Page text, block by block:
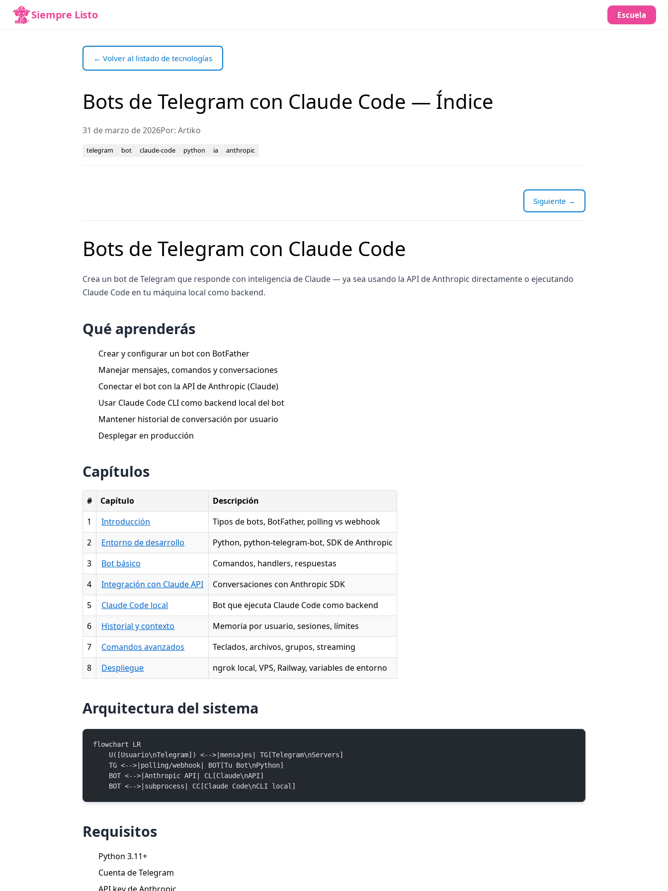
Siempre Listo Escuela
← Volver al listado de tecnologías
Bots de Telegram con Claude Code — Índice
31 de marzo de 2026Por: Artiko
telegram bot claude-code python ia anthropic
Siguiente →
Bots de Telegram con Claude Code
Crea un bot de Telegram que responde con inteligencia de Claude — ya sea usando la API de Anthropic directamente o ejecutando
Claude Code en tu máquina local como backend.
Qué aprenderás
Crear y configurar un bot con BotFather
Manejar mensajes, comandos y conversaciones
Conectar el bot con la API de Anthropic (Claude)
Usar Claude Code CLI como backend local del bot
Mantener historial de conversación por usuario
Desplegar en producción
Capítulos
# Capítulo
Descripción
1
Introducción
Tipos de bots, BotFather, polling vs webhook
2
Entorno de desarrollo
Python, python-telegram-bot, SDK de Anthropic
3
Bot básico
Comandos, handlers, respuestas
4
Integración con Claude API
Conversaciones con Anthropic SDK
5
Claude Code local
Bot que ejecuta Claude Code como backend
6
Historial y contexto
Memoria por usuario, sesiones, límites
7
Comandos avanzados
Teclados, archivos, grupos, streaming
8
Despliegue ngrok local, VPS, Railway, variables de entorno
Arquitectura del sistema
flowchart LR
    U([Usuario\nTelegram]) <-->|mensajes| TG[Telegram\nServers]
    TG <-->|polling/webhook| BOT[Tu Bot\nPython]
    BOT <-->|Anthropic API| CL[Claude\nAPI]
    BOT <-->|subprocess| CC[Claude Code\nCLI local]
Requisitos
Python 3.11+
Cuenta de Telegram
API key de Anthropic